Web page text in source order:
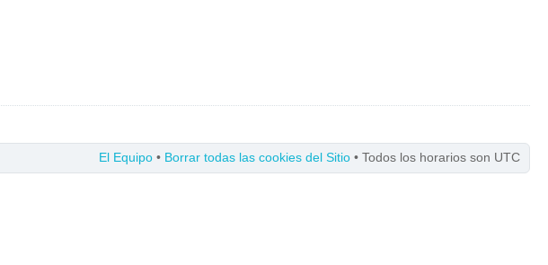
El Equipo • Borrar todas las cookies del Sitio • Todos los horarios son UTC